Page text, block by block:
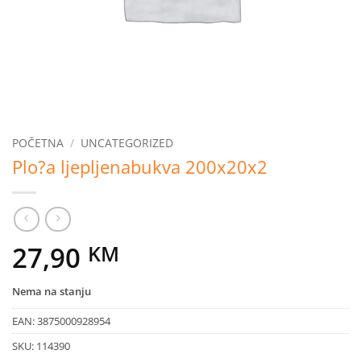
POČETNA / UNCATEGORIZED
Plo?a ljepljenabukva 200x20x2
27,90 KM
Nema na stanju
EAN:3875000928954
SKU: 114390